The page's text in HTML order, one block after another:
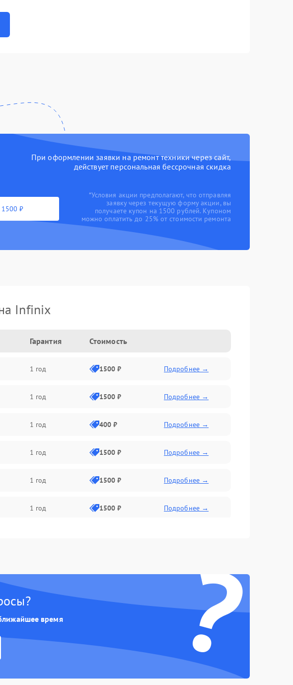
При оформлении заявки на ремонт техники через сайт,
действует персональная бессрочная скидка
1500 ₽
*Условия акции предполагают, что отправляя
заявку через текущую форму акции, вы
получаете купон на 1500 рублей. Купоном
можно оплатить до 25% от стоимости ремонта
Infinix
Гарантия Стоимость
1 год 1500 ₽ Подробнее →
1 год 1500 ₽ Подробнее →
1 год 400 ₽ Подробнее →
1 год 1500 ₽ Подробнее →
1 год 1500 ₽ Подробнее →
1 год 1500 ₽ Подробнее →
1 год ?
время